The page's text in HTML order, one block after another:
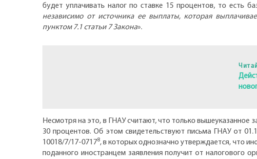
будет уплачивать налог по ставке 15 процентов, то есть
независимо от источника ее выплаты, которая
пунктом 7.1 статьи 7 Закона».
Несмотря на это, в ГНАУ считают, что только вышеуказанное
30 процентов. Об этом свидетельствуют письма ГНАУ от
10018/7/17-07178, в которых однозначно утверждается, что
поданного иностранцем заявления получит от налогового